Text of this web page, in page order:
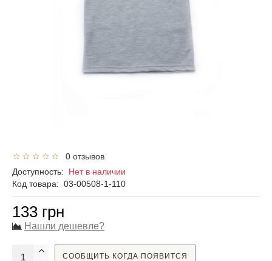
0 отзывов
Доступность: Нет в наличии
Код товара: 03-00508-1-110
133 грн
Нашли дешевле?
СООБЩИТЬ КОГДА ПОЯВИТСЯ